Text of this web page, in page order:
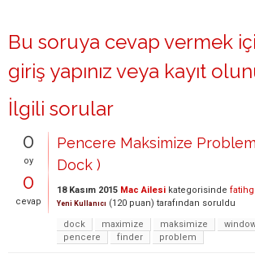
Bu soruya cevap vermek
giriş yapınız veya kayıt
İlgili sorular
0
oy
0
cevap
Pencere Maksimize
Dock )
18 Kasım 2015 Mac Ailesi kategorisinde
Yeni Kullanıcı (120 puan) tarafından soruldu
dock
maximize maksimize
pencere
finder problem